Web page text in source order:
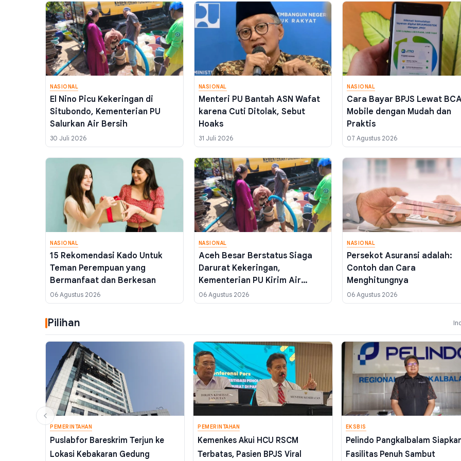
NASIONAL
El Nino Picu Kekeringan di
Situbondo, Kementerian PU
Salurkan Air Bersih
30 Juli 2026
NASIONAL
Menteri PU Bantah ASN Wafat
karena Cuti Ditolak, Sebut
Hoaks
31 Juli 2026
NASIONAL
Cara Bayar BPJS Lewat
Mobile dengan Mudah dan
Praktis
07 Agustus 2026
NASIONAL
15 Rekomendasi Kado Untuk
Teman Perempuan yang
Bermanfaat dan Berkesan
06 Agustus 2026
NASIONAL
Aceh Besar Berstatus Siaga
Darurat Kekeringan,
Kementerian PU Kirim Air
Bersih
06 Agustus 2026
NASIONAL
Persekot Asuransi adalah:
Contoh dan Cara
Menghitungnya
06 Agustus 2026
Pilihan
PEMERINTAHAN
Puslabfor Bareskrim Terjun ke
Lokasi Kebakaran Gedung
PEMERINTAHAN
Kemenkes Akui HCU RSCM
Terbatas, Pasien BPJS Viral
EKSBIS
Pelindo Pangkalbalam
Fasilitas Penuh Sambut